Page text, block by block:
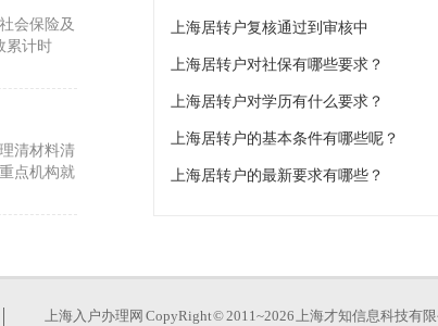
会保险及
累计时
清材料清
点机构就
帮工，以
上海居转户复核通过到审核中
上海居转户对社保有哪些要求？
上海居转户对学历有什么要求？
上海居转户的基本条件有哪些呢？
上海居转户的最新要求有哪些？
上海入户办理网 CopyRight © 2011~2026 上海才知信息科技有